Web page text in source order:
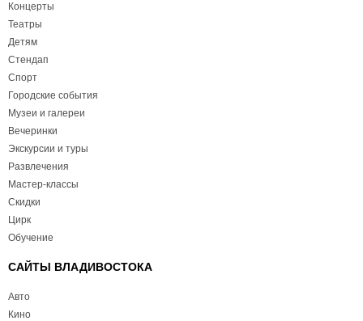
Концерты
Театры
Детям
Стендап
Спорт
Городские события
Музеи и галереи
Вечеринки
Экскурсии и туры
Развлечения
Мастер-классы
Скидки
Цирк
Обучение
САЙТЫ ВЛАДИВОСТОКА
Авто
Кино